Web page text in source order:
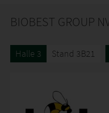
BIOBEST GROUP
Halle 3 Stand 3B21